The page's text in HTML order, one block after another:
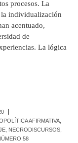
procesos. La
individualización
acentuado,
de
La lógica
AFIRMATIVA
NECRODISCURSOS
58